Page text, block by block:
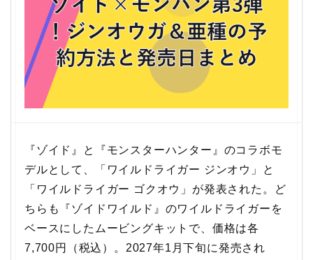
『ゾイド』と『モンスターハンター』のコラボモ
デルとして、「ワイルドライガー ジンオウ」と
「ワイルドライガー ゴクオウ」が発表された。ど
ちらも『ゾイドワイルド』のワイルドライガーを
ベースにしたムービングキットで、価格は各
7,700円（税込）。2027年1月下旬に発売され